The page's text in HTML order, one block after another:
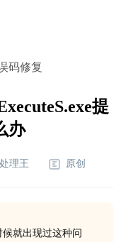
码修复
提
办
理王 原创
就出现过这种问